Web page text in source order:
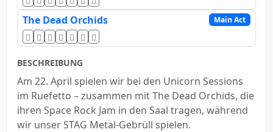
The Dead Orchids Main Act
BESCHREIBUNG
Am 22. April spielen wir bei den Unicorn Sessions
im Ruefetto – zusammen mit The Dead Orchids, die
ihren Space Rock Jam in den Saal tragen, während
wir unser STAG Metal-Gebrüll spielen.